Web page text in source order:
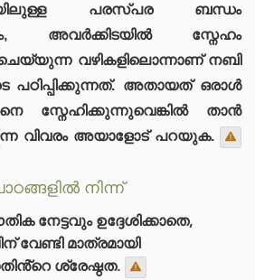
പരസ്പര ബന്ധം
അവർക്കിടയിൽ സ്നേഹം
ചെയ്യുന്ന വഴികളിലൊന്നാണ് നബി
സ്നേഹിക്കുന്നുവെങ്കിൽ താൻ
വിവരം അയാളോട് പറയുക.
നിന്ന്
നേട്ടവും ഉദ്ദേശിക്കാതെ,
മാത്രമായി
ശ്രേഷ്ഠത.